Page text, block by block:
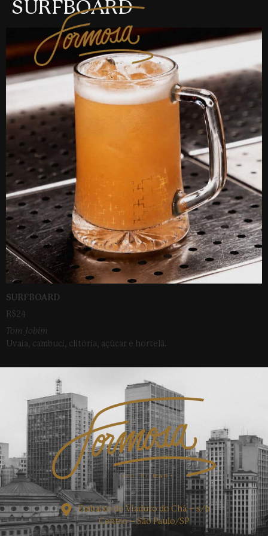
SURFBOARD
SURFBOARD
R$24
Tom Jobim
Uvaia, cambuci, clitória, açúcar e hortelã.
Embaixo do Viaduto do Chá – s/n
Centro – São Paulo/SP